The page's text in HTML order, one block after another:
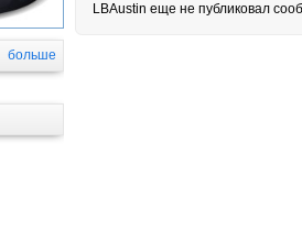
больше
LBAustin еще не публиковал